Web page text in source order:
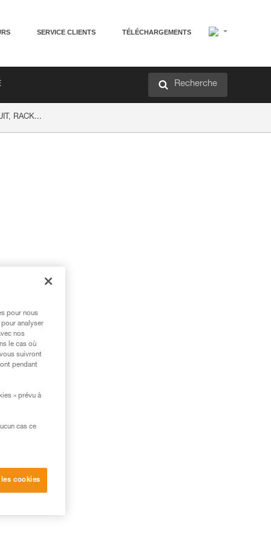
SERVICE CLIENTS TÉLÉCHARGEMENTS
Recherche
RACK...
pour nous
analyser
nos
le cas où
suivront
pendant
» prévu à
cas ce
cookies